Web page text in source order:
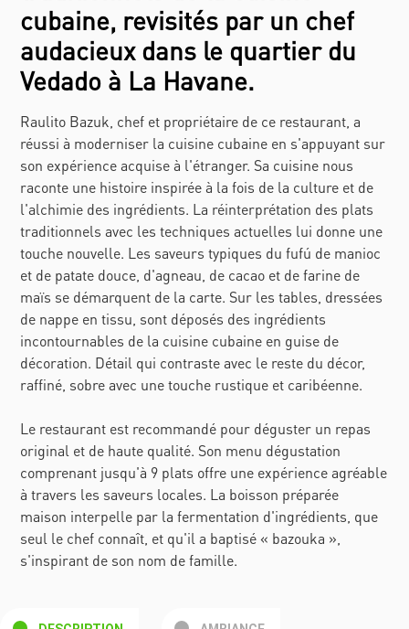
cubaine, revisités par un chef
audacieux dans le quartier du
Vedado à La Havane.
Raulito Bazuk, chef et propriétaire de ce restaurant, a
réussi à moderniser la cuisine cubaine en s'appuyant sur
son expérience acquise à l'étranger. Sa cuisine nous
raconte une histoire inspirée à la fois de la culture et de
l'alchimie des ingrédients. La réinterprétation des plats
traditionnels avec les techniques actuelles lui donne une
touche nouvelle. Les saveurs typiques du fufú de manioc
et de patate douce, d'agneau, de cacao et de farine de
maïs se démarquent de la carte. Sur les tables, dressées
de nappe en tissu, sont déposés des ingrédients
incontournables de la cuisine cubaine en guise de
décoration. Détail qui contraste avec le reste du décor,
raffiné, sobre avec une touche rustique et caribéenne.
Le restaurant est recommandé pour déguster un repas
original et de haute qualité. Son menu dégustation
comprenant jusqu'à 9 plats offre une expérience agréable
à travers les saveurs locales. La boisson préparée
maison interpelle par la fermentation d'ingrédients, que
seul le chef connaît, et qu'il a baptisé « bazouka »,
s'inspirant de son nom de famille.